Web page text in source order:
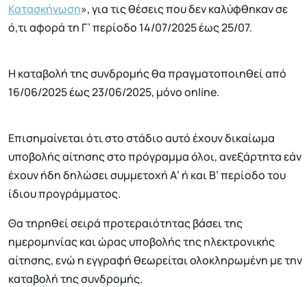
Κατασκήνωση», για τις θέσεις που δεν καλύφθηκαν σε
ό,τι αφορά τη Γ’ περίοδο 14/07/2025 έως 25/07.
Η καταβολή της συνδρομής θα πραγματοποιηθεί από
16/06/2025 έως 23/06/2025, μόνο online.
Eπισημαίνεται ότι στο στάδιο αυτό έχουν δικαίωμα
υποβολής αίτησης στο πρόγραμμα όλοι, ανεξάρτητα εάν
έχουν ήδη δηλώσει συμμετοχή Α’ ή και Β’ περίοδο του
ίδιου προγράμματος.
Θα τηρηθεί σειρά προτεραιότητας βάσει της
ημερομηνίας και ώρας υποβολής της ηλεκτρονικής
αίτησης, ενώ η εγγραφή θεωρείται ολοκληρωμένη με την
καταβολή της συνδρομής.